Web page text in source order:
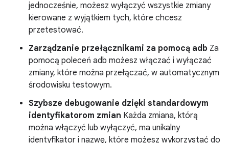
jednocześnie, możesz wyłączyć wszystkie zmiany
kierowane z wyjątkiem tych, które chcesz
przetestować.
Zarządzanie przełącznikami za pomocą adb Za
pomocą poleceń adb możesz włączać i wyłączać
zmiany, które można przełączać, w automatycznym
środowisku testowym.
Szybsze debugowanie dzięki standardowym
identyfikatorom zmian Każda zmiana, którą
można włączyć lub wyłączyć, ma unikalny
identyfikator i nazwę, które możesz wykorzystać do